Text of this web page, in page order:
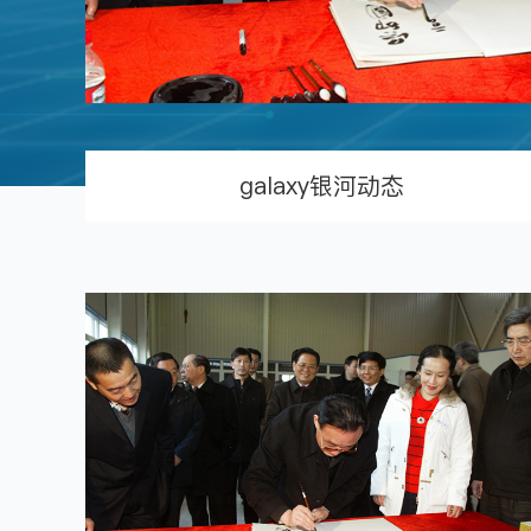
galaxy银河动态